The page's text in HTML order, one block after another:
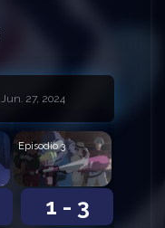
Jun. 27, 2024
1 - 3
Episodio 3